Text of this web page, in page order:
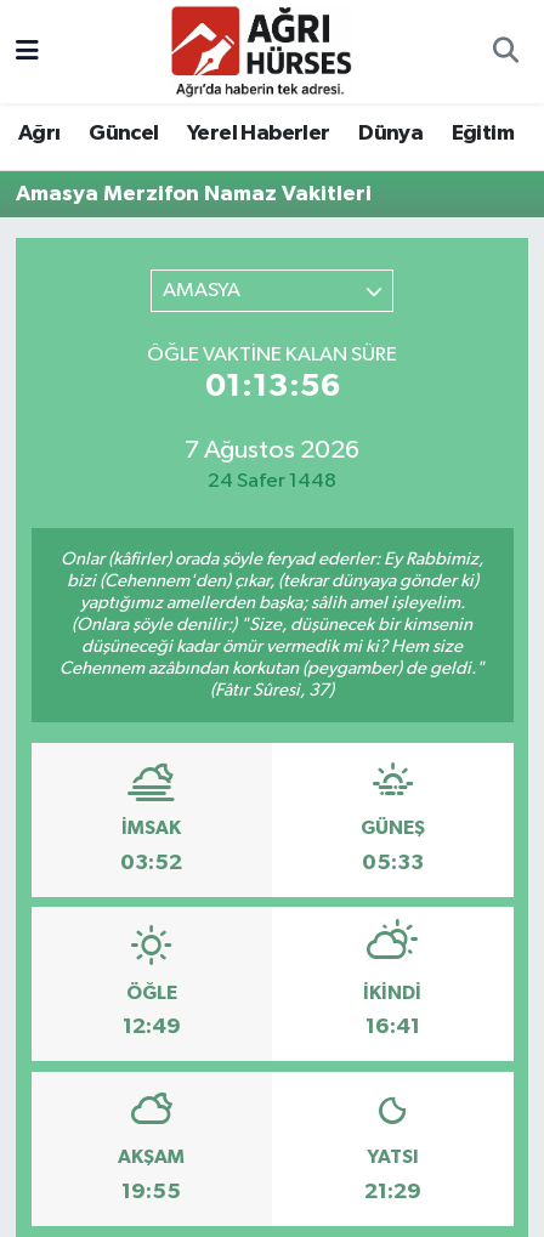
Ağrı Güncel Yerel Haberler Dünya Eğitim
Amasya Merzifon Namaz Vakitleri
AMASYA
ÖĞLE VAKTINE KALAN SÜRE
01:13:56
7 Ağustos 2026
24 Safer 1448
Onlar (kâfirler) orada şöyle feryad ederler: Ey Rabbimiz,
bizi (Cehennem'den) çıkar, (tekrar dünyaya gönder ki)
yaptığımız amellerden başka; sâlih amel işleyelim.
(Onlara şöyle denilir:) "Size, düşünecek bir kimsenin
düşüneceği kadar ömür vermedik mi ki? Hem size
Cehennem azâbından korkutan (peygamber) de geldi."
(Fâtır Sûresi, 37)
İMSAK
03:52
GÜNEŞ
05:33
ÖĞLE
12:49
İKINDI
16:41
AKŞAM
19:55
YATSI
21:29
Hava Durumu
Süper Lig Puan Durumu ve Fikstür
Tüm Manşetler
Son Dakika Haberleri